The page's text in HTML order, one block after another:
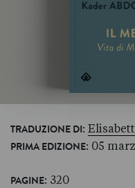
TRADUZIONE DI :
PRIMA EDIZIONE: 05
PAGINE: 320